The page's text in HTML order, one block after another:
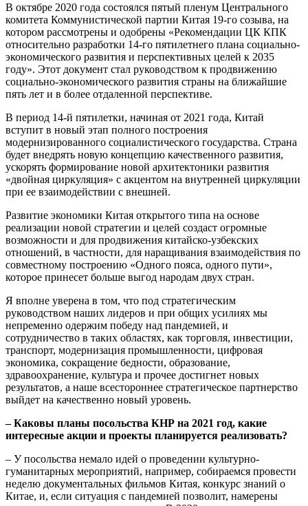
В октябре 2020 года состоялся пятый пленум Центрального
комитета Коммунистической партии Китая 19-го созыва, на
котором рассмотрены и одобрены «Рекомендации ЦК КПК
относительно разработки 14-го пятилетнего плана социально-
экономического развития и перспективных целей к 2035
году». Этот документ стал руководством к продвижению
социально-экономического развития страны на ближайшие
пять лет и в более отдаленной перспективе.
В период 14-й пятилетки, начиная от 2021 года, Китай
вступит в новый этап полного построения
модернизированного социалистического государства. Страна
будет внедрять новую концепцию качественного развития,
ускорять формирование новой архитектоники развития
«двойная циркуляция» с акцентом на внутренней циркуляции
при ее взаимодействии с внешней.
Развитие экономики Китая открытого типа на основе
реализации новой стратегии и целей создаст огромные
возможности и для продвижения китайско-узбекских
отношений, в частности, для наращивания взаимодействия по
совместному построению «Одного пояса, одного пути»,
которое принесет больше выгод народам двух стран.
Я вполне уверена в том, что под стратегическим
руководством наших лидеров и при общих усилиях мы
непременно одержим победу над пандемией, и
сотрудничество в таких областях, как торговля, инвестиции,
транспорт, модернизация промышленности, цифровая
экономика, сокращение бедности, образование,
здравоохранение, культура и прочее достигнет новых
результатов, а наше всестороннее стратегическое партнерство
выйдет на качественно новый уровень.
– Каковы планы посольства КНР на 2021 год, какие
интересные акции и проекты планируется реализовать?
– У посольства немало идей о проведении культурно-
гуманитарных мероприятий, например, собираемся провести
неделю документальных фильмов Китая, конкурс знаний о
Китае, и, если ситуация с пандемией позволит, намерены